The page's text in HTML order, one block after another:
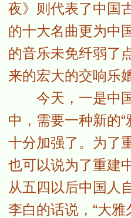
夜》则代表了中国
的十大名曲更为中
的音乐未免纤弱了
来的宏大的交响乐
今天，一是中国
中，需要一种新的
十分加强了。为了
也可以说为了重建
从五四以后中国人
李白的话说，“大